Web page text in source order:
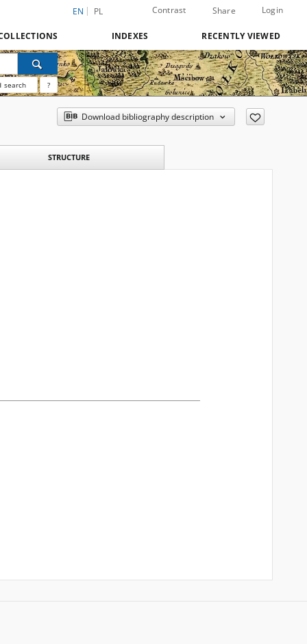
EN PL Contrast Share Login
INDEXES RECENTLY VIEWED
search ?
Download bibliography description
STRUCTURE